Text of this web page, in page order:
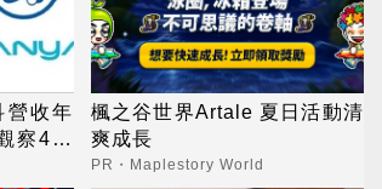
營收年
察4指
楓之谷世界Artale 夏日活動清
爽成長
PR・Maplestory World